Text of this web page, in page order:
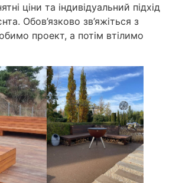
ціни та індивідуальний підхід
Обов’язково зв’яжіться з
проект, а потім втілимо